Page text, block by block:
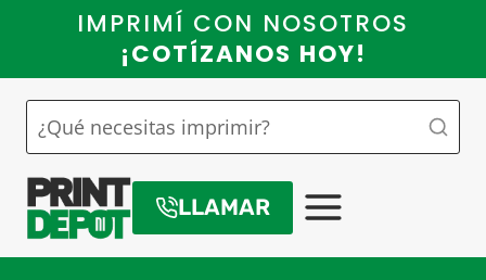
contenido
IMPRIMÍ CON NOSOTROS
¡COTÍZANOS HOY!
LLAMAR